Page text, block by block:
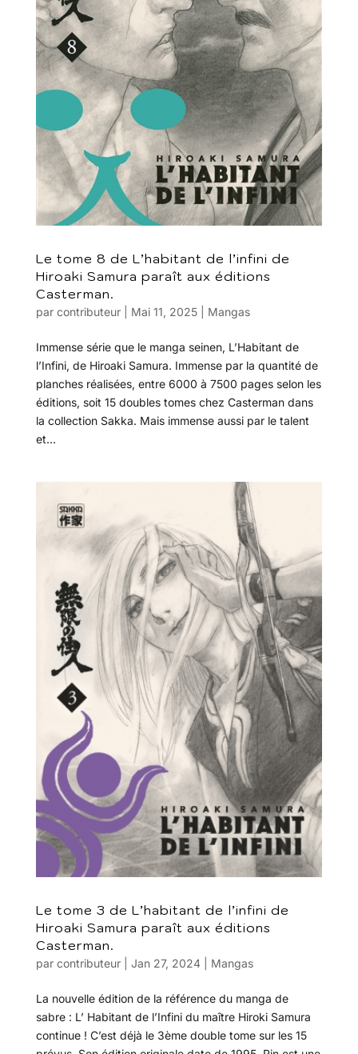
Le tome 8 de L’habitant de l’infini de
Hiroaki Samura paraît aux éditions
Casterman.
par contributeur| Mai 11, 2025| Mangas
Immense série que le manga seinen, L’Habitant de
l’Infini, de Hiroaki Samura. Immense par la quantité de
planches réalisées, entre 6000 à 7500 pages selon les
éditions, soit 15 doubles tomes chez Casterman dans
la collection Sakka. Mais immense aussi par le talent
et...
Le tome 3 de L’habitant de l’infini de
Hiroaki Samura paraît aux éditions
Casterman.
par contributeur| Jan 27, 2024| Mangas
La nouvelle édition de la référence du manga de
sabre : L’ Habitant de l’Infini du maître Hiroki Samura
continue ! C’est déjà le 3ème double tome sur les 15